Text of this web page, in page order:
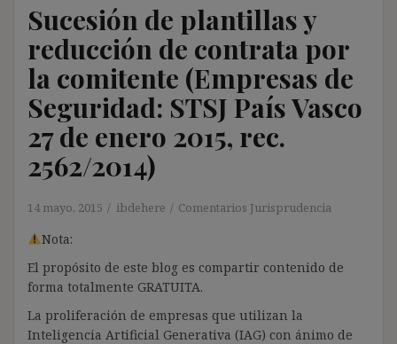
Sucesión de plantillas y
reducción de contrata por
la comitente (Empresas de
Seguridad: STSJ País Vasco
27 de enero 2015, rec.
2562/2014)
14 mayo, 2015 ibdehere Comentarios Jurisprudencia
Nota:
El propósito de este blog es compartir contenido de
forma totalmente GRATUITA.
La proliferación de empresas que utilizan la
Inteligencia Artificial Generativa (IAG) con ánimo de